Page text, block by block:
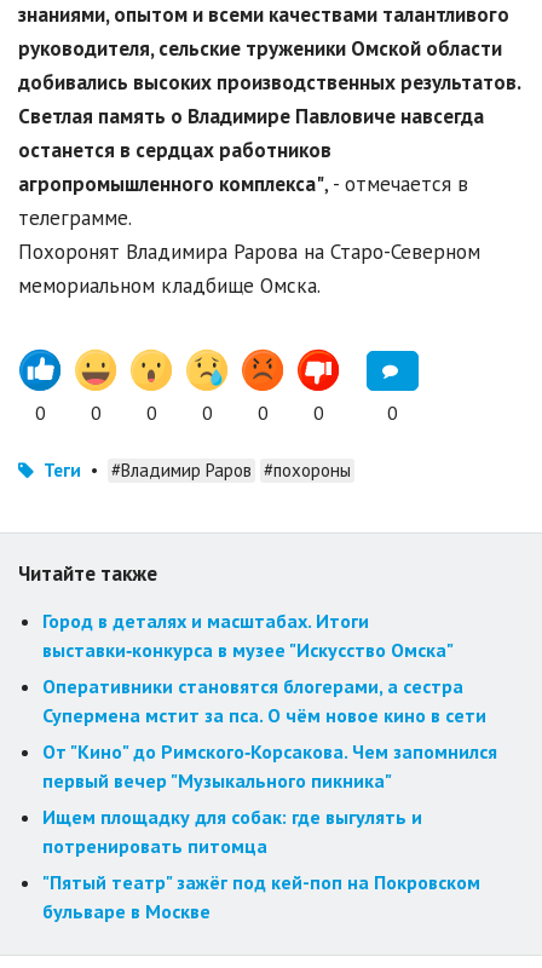
знаниями, опытом и всеми качествами талантливого
руководителя, сельские труженики Омской области
добивались высоких производственных результатов.
Светлая память о Владимире Павловиче навсегда
останется в сердцах работников
агропромышленного комплекса", - отмечается в
телеграмме.
Похоронят Владимира Рарова на Старо-Северном
мемориальном кладбище Омска.
0 0 0 0 0 0 0
Теги • #Владимир Раров #похороны
Читайте также
Город в деталях и масштабах. Итоги
выставки‑конкурса в музее "Искусство Омска"
Оперативники становятся блогерами, а сестра
Супермена мстит за пса. О чём новое кино в сети
От "Кино" до Римского‑Корсакова. Чем запомнился
первый вечер "Музыкального пикника"
Ищем площадку для собак: где выгулять и
потренировать питомца
"Пятый театр" зажёг под кей-поп на Покровском
бульваре в Москве